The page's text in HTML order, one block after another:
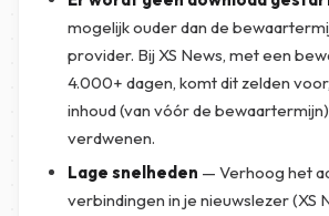
mogelijk ouder dan de
provider. Bij XS News, met een
4.000+ dagen, komt dit zelden
inhoud (van vóór de
verdwenen.
Lage snelheden — Verhoog het
verbindingen in je nieuwslezer (XS